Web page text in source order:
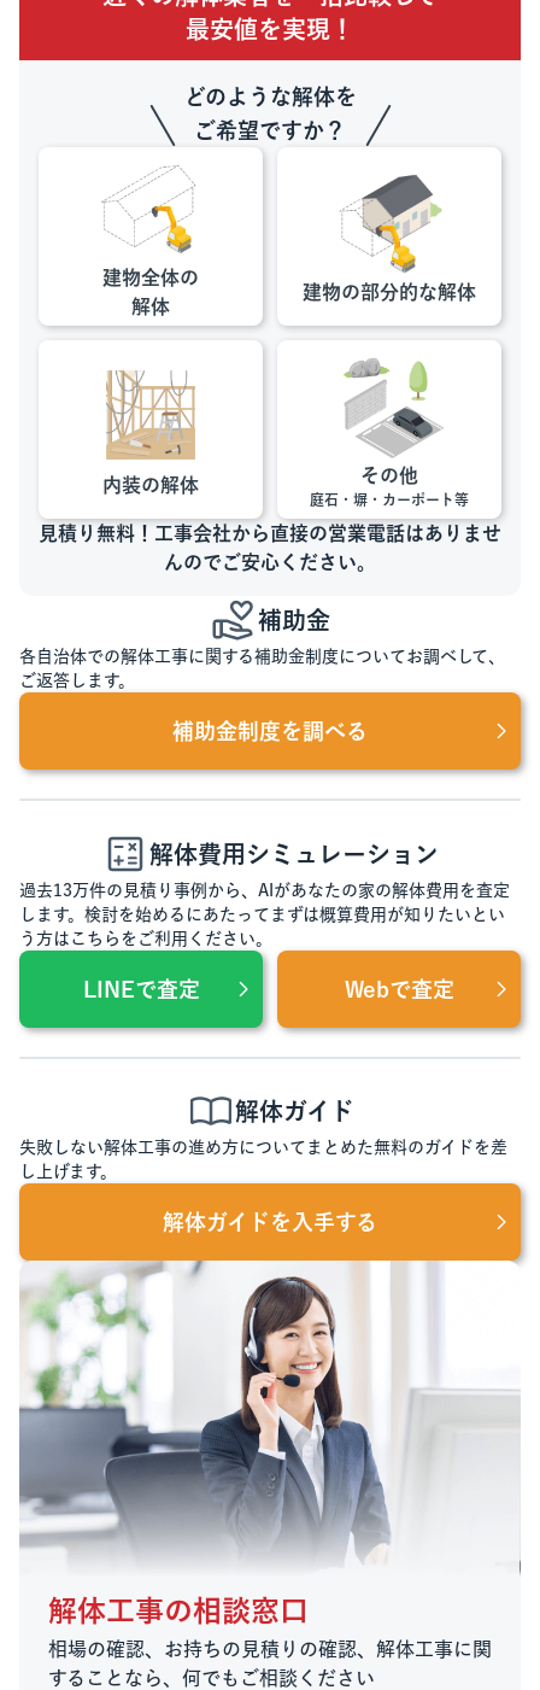
最安値を実現！
どのような解体を
ご希望ですか？
建物全体の
解体
建物の部分的な解体
内装の解体 その他
庭石・塀・カーポート等
見積り無料！工事会社から直接の営業電話はありませ
んのでご安心ください。
補助金
各自治体での解体工事に関する補助金制度についてお調べして、
ご返答します。
補助金制度を調べる
解体費用シミュレーション
過去13万件の見積り事例から、AIがあなたの家の解体費用を査定
します。検討を始めるにあたってまずは概算費用が知りたいとい
う方はこちらをご利用ください。
LINEで査定 Webで査定
解体ガイド
失敗しない解体工事の進め方についてまとめた無料のガイドを差
し上げます。
解体ガイドを入手する
解体工事の相談窓口
相場の確認、お持ちの見積りの確認、解体工事に関
することなら、何でもご相談ください